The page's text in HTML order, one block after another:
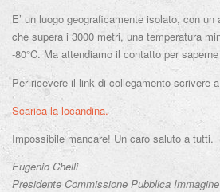
E’ un luogo geograficamente isolato, con
che supera i 3000 metri, una temperatura
-80°C. Ma attendiamo il contatto per
Per ricevere il link di collegamento scrivere a
Scarica la locandina.
Impossibile mancare! Un caro saluto a tutti.
Eugenio Chelli
Presidente Commissione Pubblica Immagine